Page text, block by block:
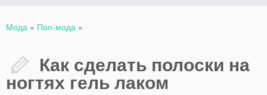
Мода » Поп-мода »
Как сделать полоски на
ногтях гель лаком